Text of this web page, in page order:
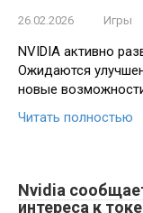
26.02.2026 Игры
NVIDIA активно
Ожидаются
новые
Читать полностью
Nvidia
интереса к